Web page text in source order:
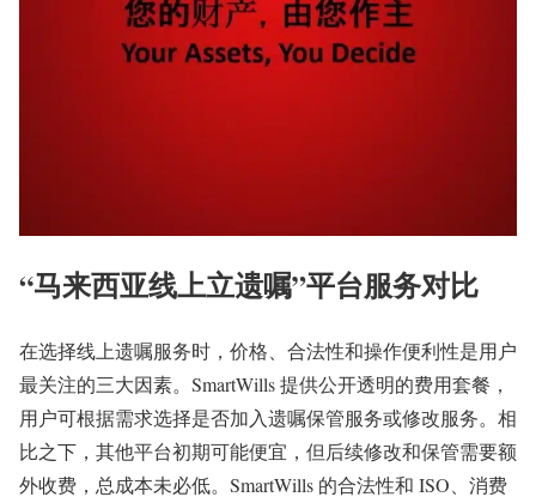
“马来西亚线上立遗嘱”平台服务对比
在选择线上遗嘱服务时，价格、合法性和操作便利性是用户
最关注的三大因素。SmartWills 提供公开透明的费用套餐，
用户可根据需求选择是否加入遗嘱保管服务或修改服务。相
比之下，其他平台初期可能便宜，但后续修改和保管需要额
外收费，总成本未必低。SmartWills 的合法性和 ISO、消费